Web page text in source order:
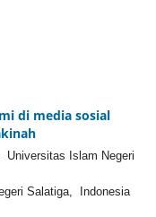
di media sosial
Universitas Islam Negeri
Salatiga, Indonesia